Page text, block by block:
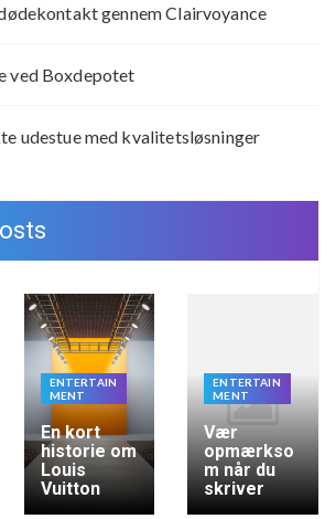
gennem Clairvoyance
ved Boxdepotet
udestue med kvalitetsløsninger
ENTERTAIN
MENT
En kort
historie om
Louis
Vuitton
ENTERTAIN
MENT
Vær
opmærkso
m når du
skriver